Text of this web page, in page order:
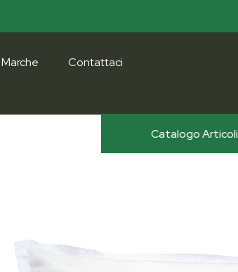
Marche Contattaci
Catalogo Articoli